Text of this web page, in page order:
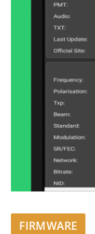
FIRMWARE